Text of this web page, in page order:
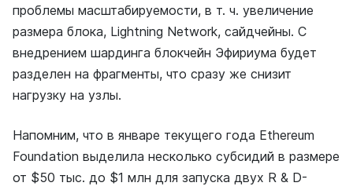
проблемы масштабируемости, в т. ч. увеличение
размера блока, Lightning Network, сайдчейны. С
внедрением шардинга блокчейн Эфириума будет
разделен на фрагменты, что сразу же снизит
нагрузку на узлы.
Напомним, что в январе текущего года Ethereum
Foundation выделила несколько субсидий в размере
от $50 тыс. до $1 млн для запуска двух R & D-